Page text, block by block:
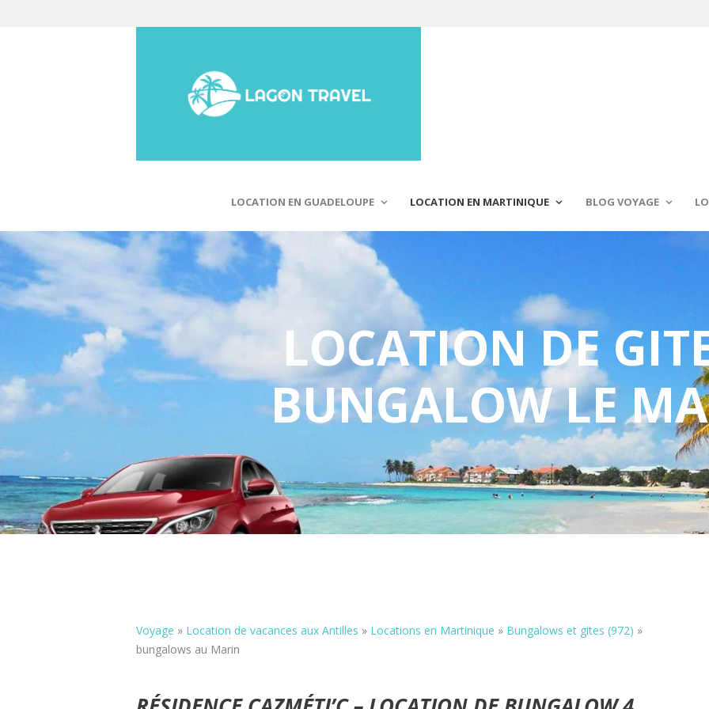
LOCATION EN GUADELOUPE LOCATION EN MARTINIQUE BLOG VOYAGE
LOCATION DE
BUNGALOW LE
Voyage » Location de vacances aux Antilles » Locations en Martinique » Bungalows et gites (972) »
bungalows au Marin